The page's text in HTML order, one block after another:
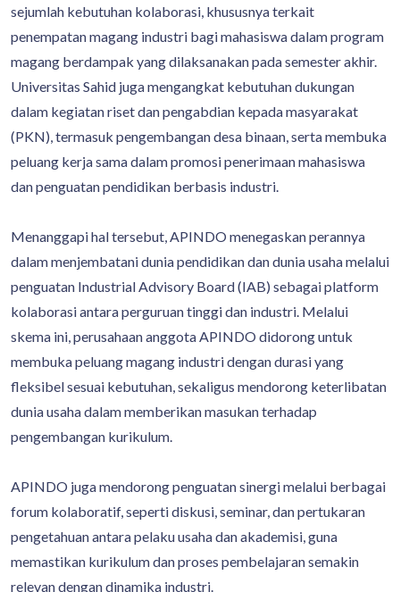
sejumlah kebutuhan kolaborasi, khususnya terkait
penempatan magang industri bagi mahasiswa dalam program
magang berdampak yang dilaksanakan pada semester akhir.
Universitas Sahid juga mengangkat kebutuhan dukungan
dalam kegiatan riset dan pengabdian kepada masyarakat
(PKN), termasuk pengembangan desa binaan, serta membuka
peluang kerja sama dalam promosi penerimaan mahasiswa
dan penguatan pendidikan berbasis industri.
Menanggapi hal tersebut, APINDO menegaskan perannya
dalam menjembatani dunia pendidikan dan dunia usaha melalui
penguatan Industrial Advisory Board (IAB) sebagai platform
kolaborasi antara perguruan tinggi dan industri. Melalui
skema ini, perusahaan anggota APINDO didorong untuk
membuka peluang magang industri dengan durasi yang
fleksibel sesuai kebutuhan, sekaligus mendorong keterlibatan
dunia usaha dalam memberikan masukan terhadap
pengembangan kurikulum.
APINDO juga mendorong penguatan sinergi melalui berbagai
forum kolaboratif, seperti diskusi, seminar, dan pertukaran
pengetahuan antara pelaku usaha dan akademisi, guna
memastikan kurikulum dan proses pembelajaran semakin
relevan dengan dinamika industri.